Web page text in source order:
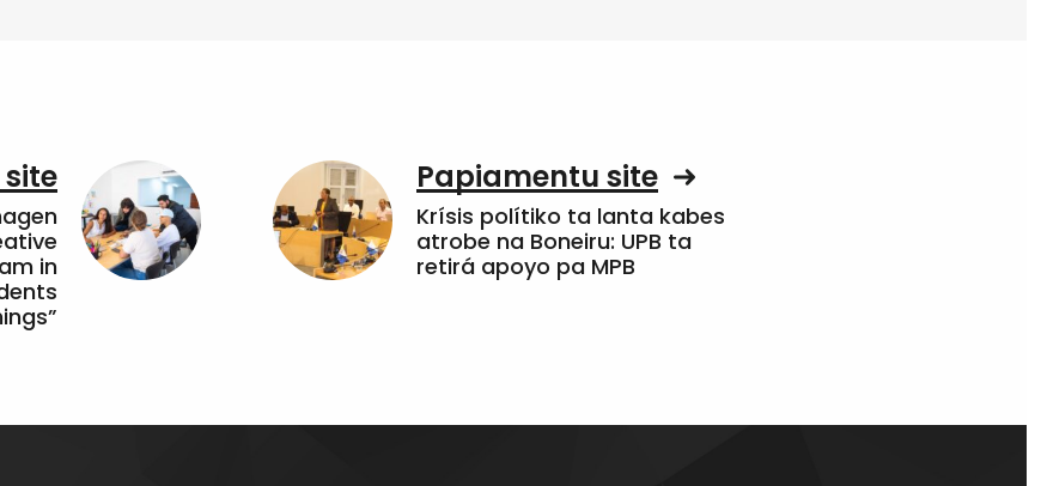
site
in
Papiamentu site
Krísis polítiko ta lanta kabes
atrobe na Boneiru: UPB ta
retirá apoyo pa MPB